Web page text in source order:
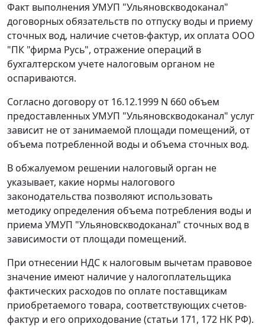
Факт выполнения УМУП "Ульяновскводоканал"
договорных обязательств по отпуску воды и приему
сточных вод, наличие счетов-фактур, их оплата ООО
"ПК "фирма Русь", отражение операций в
бухгалтерском учете налоговым органом не
оспариваются.
Согласно договору от 16.12.1999 N 660 объем
предоставленных УМУП "Ульяновскводоканал" услуг
зависит не от занимаемой площади помещений, от
объема потребленной воды и объема сточных вод.
В обжалуемом решении налоговый орган не
указывает, какие нормы налогового
законодательства позволяют использовать
методику определения объема потребления воды и
приема УМУП "Ульяновскводоканал" сточных вод в
зависимости от площади помещений.
При отнесении НДС к налоговым вычетам правовое
значение имеют наличие у налогоплательщика
фактических расходов по оплате поставщикам
приобретаемого товара, соответствующих счетов-
фактур и его оприходование (статьи 171, 172 НК РФ).